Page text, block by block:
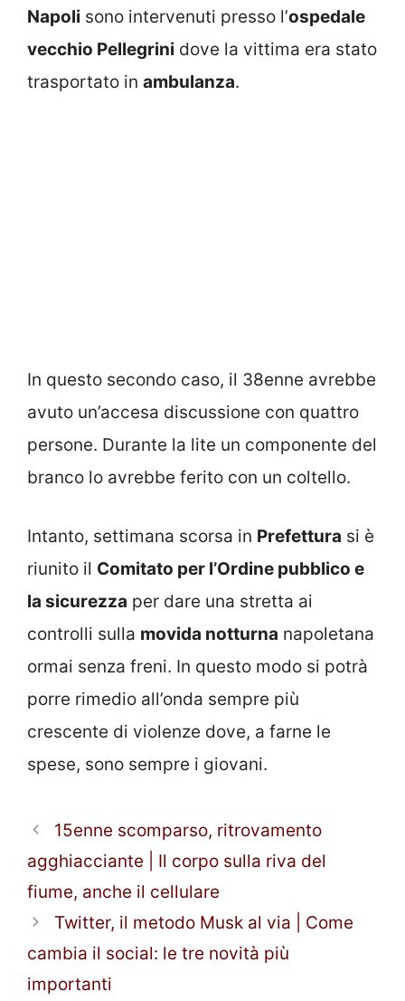
Napoli sono intervenuti presso l’ospedale
vecchio Pellegrini dove la vittima era stato
trasportato in ambulanza.
In questo secondo caso, il 38enne avrebbe
avuto un’accesa discussione con quattro
persone. Durante la lite un componente del
branco lo avrebbe ferito con un coltello.
Intanto, settimana scorsa in Prefettura si è
riunito il Comitato per l’Ordine pubblico e
la sicurezza per dare una stretta ai
controlli sulla movida notturna napoletana
ormai senza freni. In questo modo si potrà
porre rimedio all’onda sempre più
crescente di violenze dove, a farne le
spese, sono sempre i giovani.
15enne scomparso, ritrovamento
agghiacciante | Il corpo sulla riva del
fiume, anche il cellulare
Twitter, il metodo Musk al via | Come
cambia il social: le tre novità più
importanti